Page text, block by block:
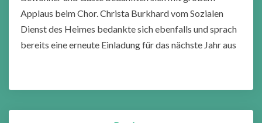
Applaus beim Chor. Christa Burkhard vom Sozialen
Dienst des Heimes bedankte sich ebenfalls und sprach
bereits eine erneute Einladung für das nächste Jahr aus
Post